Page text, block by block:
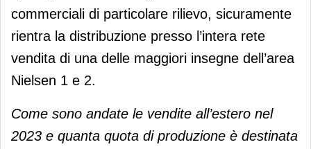
commerciali di particolare rilievo, sicuramente
rientra la distribuzione presso l’intera rete
vendita di una delle maggiori insegne dell’area
Nielsen 1 e 2.
Come sono andate le vendite all’estero nel
2023 e quanta quota di produzione è destinata